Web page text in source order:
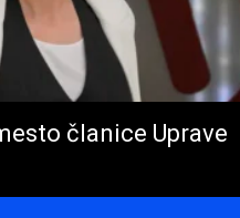
članice Uprave